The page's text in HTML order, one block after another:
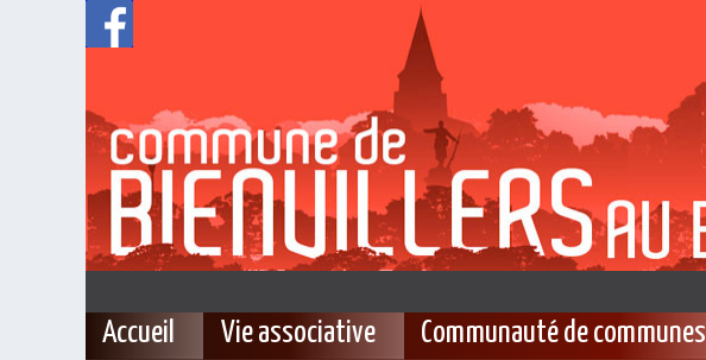
Accueil Vie associative Communauté de communes